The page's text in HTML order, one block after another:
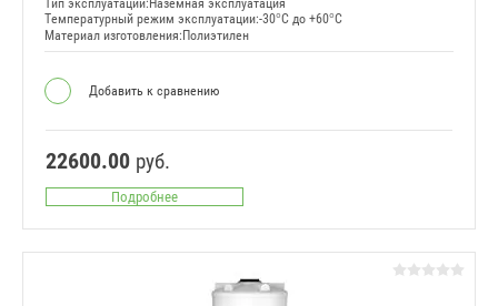
Тип эксплуатации:Наземная эксплуатация
Температурный режим эксплуатации:-30°C до +60°C
Материал изготовления:Полиэтилен
Добавить к сравнению
22600.00 руб.
Подробнее